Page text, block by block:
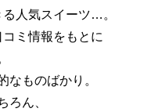
人気スイーツ…。
ミ情報をもとに
なものばかり。
ろん、